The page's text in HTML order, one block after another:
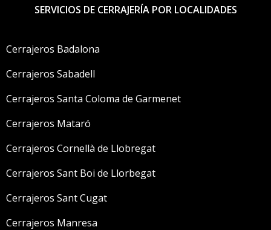
SERVICIOS DE CERRAJERÍA POR LOCALIDADES
Cerrajeros Badalona
Cerrajeros Sabadell
Cerrajeros Santa Coloma de Garmenet
Cerrajeros Mataró
Cerrajeros Cornellà de Llobregat
Cerrajeros Sant Boi de Llorbegat
Cerrajeros Sant Cugat
Cerrajeros Manresa